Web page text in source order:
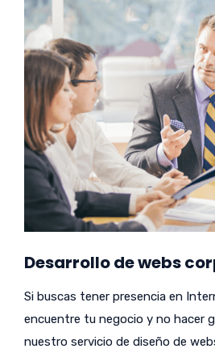
Desarrollo de webs
Si buscas tener presencia en
encuentre tu negocio y no hacer
nuestro servicio de diseño de